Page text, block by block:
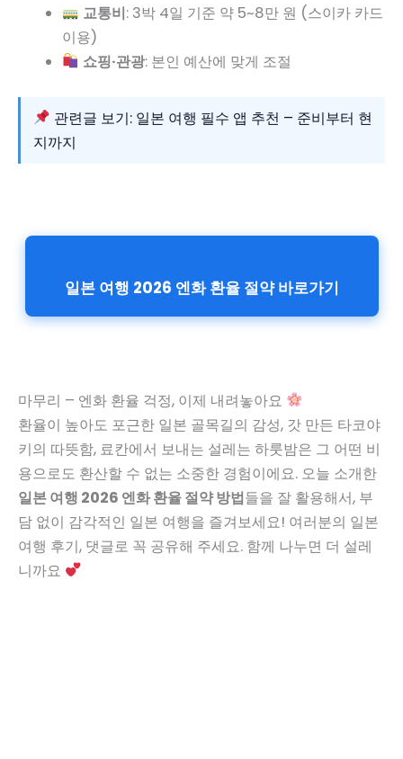
교통비: 3박 4일 기준 약 5~8만 원 (스이카 카드
이용)
쇼핑·관광: 본인 예산에 맞게 조절
관련글 보기: 일본 여행 필수 앱 추천 – 준비부터 현
지까지
일본 여행 2026 엔화 환율 절약 바로가기
마무리 – 엔화 환율 걱정, 이제 내려놓아요
환율이 높아도 포근한 일본 골목길의 감성, 갓 만든 타코야
키의 따뜻함, 료칸에서 보내는 설레는 하룻밤은 그 어떤 비
용으로도 환산할 수 없는 소중한 경험이에요. 오늘 소개한
일본 여행 2026 엔화 환율 절약 방법들을 잘 활용해서, 부
담 없이 감각적인 일본 여행을 즐겨보세요! 여러분의 일본
여행 후기, 댓글로 꼭 공유해 주세요. 함께 나누면 더 설레
니까요